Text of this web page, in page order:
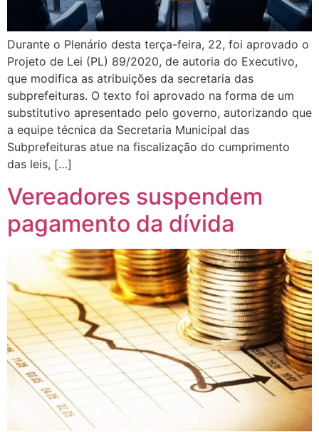
Durante o Plenário desta terça-feira, 22, foi aprovado o
Projeto de Lei (PL) 89/2020, de autoria do Executivo,
que modifica as atribuições da secretaria das
subprefeituras. O texto foi aprovado na forma de um
substitutivo apresentado pelo governo, autorizando que
a equipe técnica da Secretaria Municipal das
Subprefeituras atue na fiscalização do cumprimento
das leis, […]
Vereadores suspendem
pagamento da dívida